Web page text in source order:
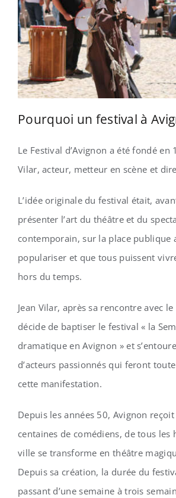
Pourquoi un festival à
Le Festival d’Avignon a été fondé en
Vilar, acteur, metteur en scène et
L’idée originale du festival était,
présenter l’art du théâtre et du
contemporain, sur la place publique
populariser et que tous puissent
hors du temps.
Jean Vilar, après sa rencontre avec
décide de baptiser le festival « la
dramatique en Avignon » et
d’acteurs passionnés qui feront
cette manifestation.
Depuis les années 50, Avignon
centaines de comédiens, de tous les
ville se transforme en théâtre
Depuis sa création, la durée du
passant d’une semaine à trois